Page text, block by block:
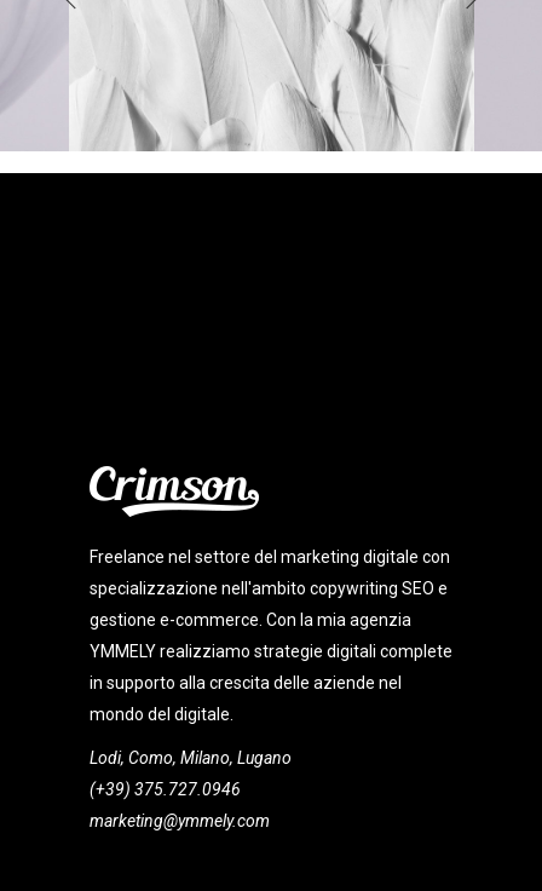
Freelance nel settore del marketing digitale con
specializzazione nell'ambito copywriting SEO e
gestione e-commerce. Con la mia agenzia
YMMELY realizziamo strategie digitali complete
in supporto alla crescita delle aziende nel
mondo del digitale.
Lodi, Como, Milano, Lugano
(+39) 375.727.0946
marketing@ymmely.com